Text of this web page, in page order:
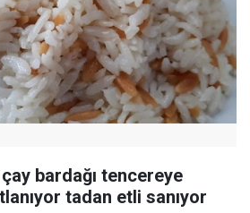
bardağı tencereye
tadan etli sanıyor